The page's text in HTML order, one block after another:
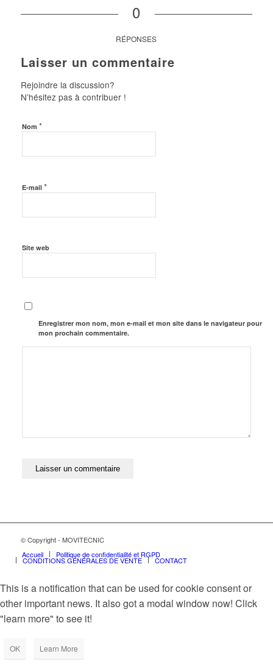
0
RÉPONSES
Laisser un commentaire
Rejoindre la discussion?
N’hésitez pas à contribuer !
Nom *
E-mail *
Site web
Enregistrer mon nom, mon e-mail et mon site dans le navigateur pour
mon prochain commentaire.
© Copyright - MOVITECNIC
Accueil
Politique de confidentialité et RGPD
CONDITIONS GÉNÉRALES DE VENTE CONTACT
This is a notification that can be used for cookie consent or
other important news. It also got a modal window now! Click
"learn more" to see it!
OK Learn More